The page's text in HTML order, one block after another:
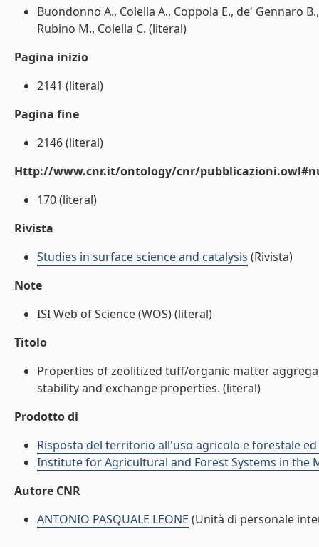
Buondonno A., Colella A., Coppola E., de' Gennaro
Rubino M., Colella C. (literal)
Pagina inizio
2141 (literal)
Pagina fine
2146 (literal)
Http://www.cnr.it/ontology/cnr/
170 (literal)
Rivista
Studies in surface science and catalysis (Rivista)
Note
ISI Web of Science (WOS) (literal)
Titolo
Properties of zeolitized tuff/organic matter
stability and exchange properties. (literal)
Prodotto di
Risposta del territorio all'uso agricolo e forestale ed
Institute for Agricultural and Forest Systems in the
Autore CNR
ANTONIO PASQUALE LEONE (Unità di personale